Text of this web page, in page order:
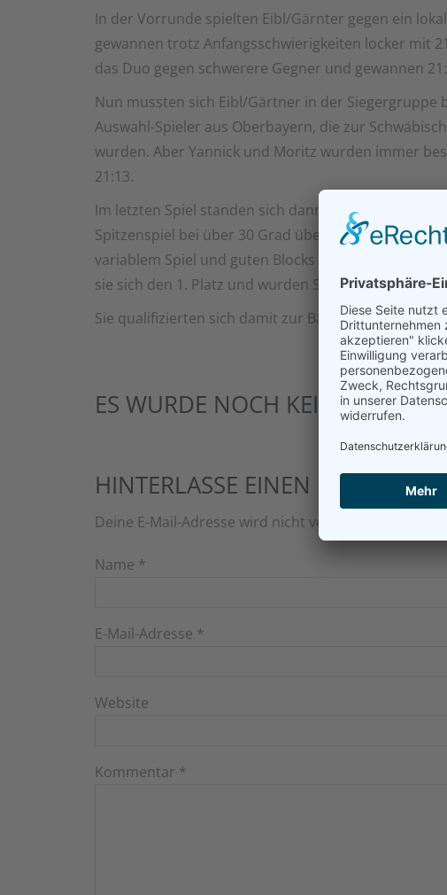
In der Vorrunde spielten Eibl/Gärnter gegen ein
gewannen trotz Anfangsschwierigkeiten locker mit
das Duo gegen schwerere Gegner und gewannen
Nun mussten sich Eibl/Gärtner in der Siegergruppe
Auswahl-Spieler aus Oberbayern, die zur
wurden. Aber Yannick und Moritz wurden immer
21:13.
Im letzten Spiel standen sich dann die beiden
Spitzenspiel bei über 30 Grad überzeugten Eibl/
variablem Spiel und guten Blocks und auch mit der
sie sich den 1. Platz und wurden Schwäbischer
Sie qualifizierten sich damit zur Bayerischen
ES WURDE NOCH KEIN
HINTERLASSE EINEN KOMMENTAR
Deine E-Mail-Adresse wird nicht veröffentlicht.
Name *
E-Mail-Adresse *
Website
Kommentar *